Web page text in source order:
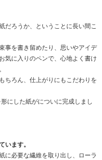
だろうか、ということに長い間こ
事を書き留めたり、思いやアイデ
気に入りのペンで、心地よく書け
ちろん、仕上がりにもこだわりを
にした紙がについに完成しまし
います。
に必要な繊維を取り出し、ローラ